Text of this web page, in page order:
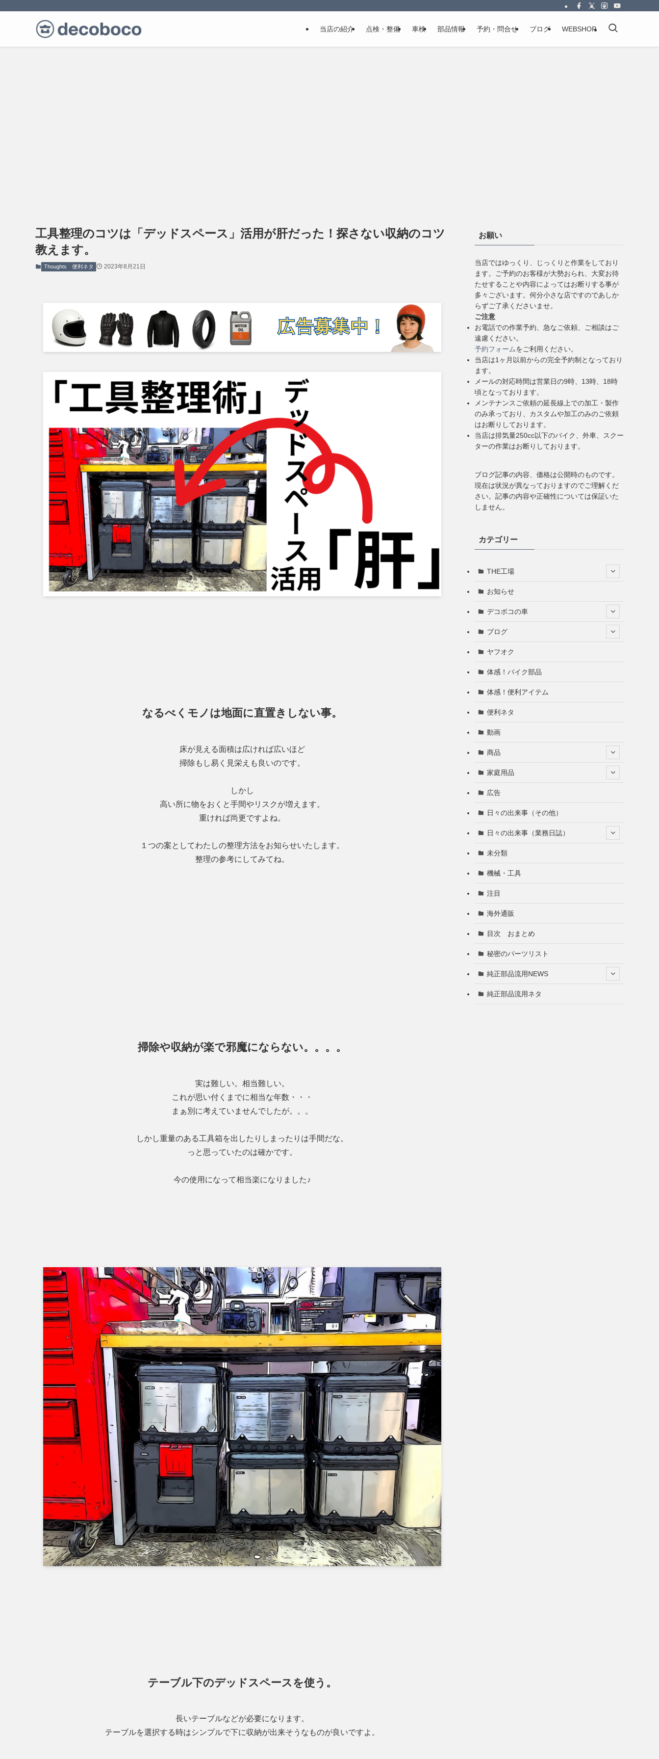
当店の紹介 点検・整備 車検 部品情報 予約・問合せ ブログ WEBSHOP
工具整理のコツは「デッドスペース」活用が肝だった！探さない収納のコツ
教えます。
Thoughts 便利ネタ 2023年8月21日
なるべくモノは地面に直置きしない事。
床が見える面積は広ければ広いほど
掃除もし易く見栄えも良いのです。
しかし
高い所に物をおくと手間やリスクが増えます。
重ければ尚更ですよね。
１つの案としてわたしの整理方法をお知らせいたします。
整理の参考にしてみてね。
掃除や収納が楽で邪魔にならない。。。。
実は難しい。相当難しい。
これが思い付くまでに相当な年数・・・
まぁ別に考えていませんでしたが。。。
しかし重量のある工具箱を出したりしまったりは手間だな。
っと思っていたのは確かです。
今の使用になって相当楽になりました♪
テーブル下のデッドスペースを使う。
長いテーブルなどが必要になります。
テーブルを選択する時はシンプルで下に収納が出来そうなものが良いですよ。
お願い
当店ではゆっくり、じっくりと作業をしており
ます。ご予約のお客様が大勢おられ、大変お待
たせすることや内容によってはお断りする事が
多々ございます。何分小さな店ですのであしか
らずご了承くださいませ。
ご注意
お電話での作業予約、急なご依頼、ご相談はご
遠慮ください。
予約フォームをご利用ください。
当店は1ヶ月以前からの完全予約制となっており
ます。
メールの対応時間は営業日の9時、13時、18時
頃となっております。
メンテナンスご依頼の延長線上での加工・製作
のみ承っており、カスタムや加工のみのご依頼
はお断りしております。
当店は排気量250cc以下のバイク、外車、スクー
ターの作業はお断りしております。
ブログ記事の内容、価格は公開時のものです。
現在は状況が異なっておりますのでご理解くだ
さい。記事の内容や正確性については保証いた
しません。
カテゴリー
THE工場
お知らせ
デコボコの車
ブログ
ヤフオク
体感！バイク部品
体感！便利アイテム
便利ネタ
動画
商品
家庭用品
広告
日々の出来事（その他）
日々の出来事（業務日誌）
未分類
機械・工具
注目
海外通販
目次 おまとめ
秘密のパーツリスト
純正部品流用NEWS
純正部品流用ネタ